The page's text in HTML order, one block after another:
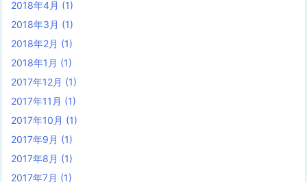
2018年4月 (1)
2018年3月 (1)
2018年2月 (1)
2018年1月 (1)
2017年12月 (1)
2017年11月 (1)
2017年10月 (1)
2017年9月 (1)
2017年8月 (1)
2017年7月 (1)